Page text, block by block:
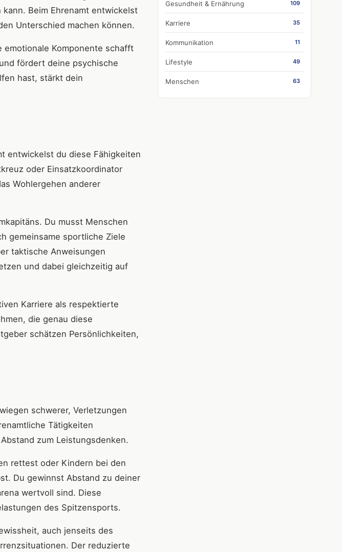
Beim Ehrenamt entwickelst
Unterschied machen können.
Komponente schafft
fördert deine psychische
hast, stärkt dein
entwickelst du diese Fähigkeiten
oder Einsatzkoordinator
Wohlergehen anderer
Du musst Menschen
gemeinsame sportliche Ziele
taktische Anweisungen
und dabei gleichzeitig auf
Karriere als respektierte
die genau diese
schätzen Persönlichkeiten,
schwerer, Verletzungen
Tätigkeiten
zum Leistungsdenken.
rettest oder Kindern bei den
Du gewinnst Abstand zu deiner
wertvoll sind. Diese
des Spitzensports.
auch jenseits des
Der reduzierte
Gesundheit & Ernährung 109
Karriere 35
Kommunikation 11
Lifestyle 49
Menschen 63